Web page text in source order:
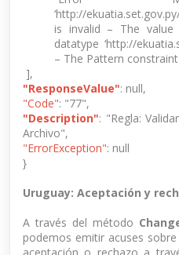
‘http://
is invalid – The value
datatype ‘http://
– The Pattern constraint
],
"ResponseValue": null,
"Code": "77",
"Description": "Regla:
Archivo",
"ErrorException": null
}
Uruguay: Aceptación y
A través del método
podemos emitir acuses
aceptación o rechazo a